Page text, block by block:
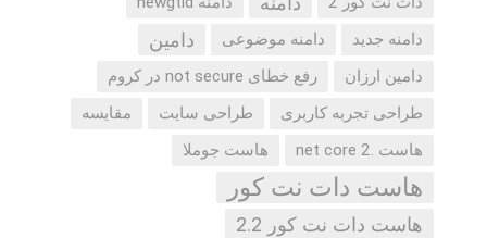
دامنه جدید
دامنه موضوعی دامین
دامین ارزان
رفع خطای not secure در کروم
طراحی تجربه کاربری
طراحی سایت
مقایسه
هاست .net core 2
هاست جوملا
هاست دات نت کور
هاست دات نت کور 2.2